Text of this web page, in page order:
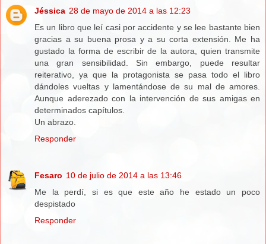
Jéssica 28 de mayo de 2014 a las 12:23
Es un libro que leí casi por accidente y se lee bastante bien
gracias a su buena prosa y a su corta extensión. Me ha
gustado la forma de escribir de la autora, quien transmite
una gran sensibilidad. Sin embargo, puede resultar
reiterativo, ya que la protagonista se pasa todo el libro
dándoles vueltas y lamentándose de su mal de amores.
Aunque aderezado con la intervención de sus amigas en
determinados capítulos.
Un abrazo.
Responder
Fesaro 10 de julio de 2014 a las 13:46
Me la perdí, si es que este año he estado un poco
despistado
Responder